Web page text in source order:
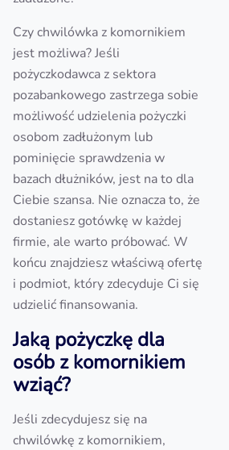
Czy chwilówka z komornikiem
jest możliwa? Jeśli
pożyczkodawca z sektora
pozabankowego zastrzega sobie
możliwość udzielenia pożyczki
osobom zadłużonym lub
pominięcie sprawdzenia w
bazach dłużników, jest na to dla
Ciebie szansa. Nie oznacza to, że
dostaniesz gotówkę w każdej
firmie, ale warto próbować. W
końcu znajdziesz właściwą ofertę
i podmiot, który zdecyduje Ci się
udzielić finansowania.
Jaką pożyczkę dla
osób z komornikiem
wziąć?
Jeśli zdecydujesz się na
chwilówkę z komornikiem,